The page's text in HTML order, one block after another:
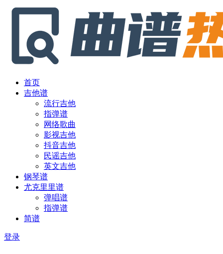
首页
吉他谱
流行吉他
指弹谱
网络歌曲
影视吉他
抖音吉他
民谣吉他
英文吉他
钢琴谱
尤克里里谱
弹唱谱
指弹谱
简谱
登录